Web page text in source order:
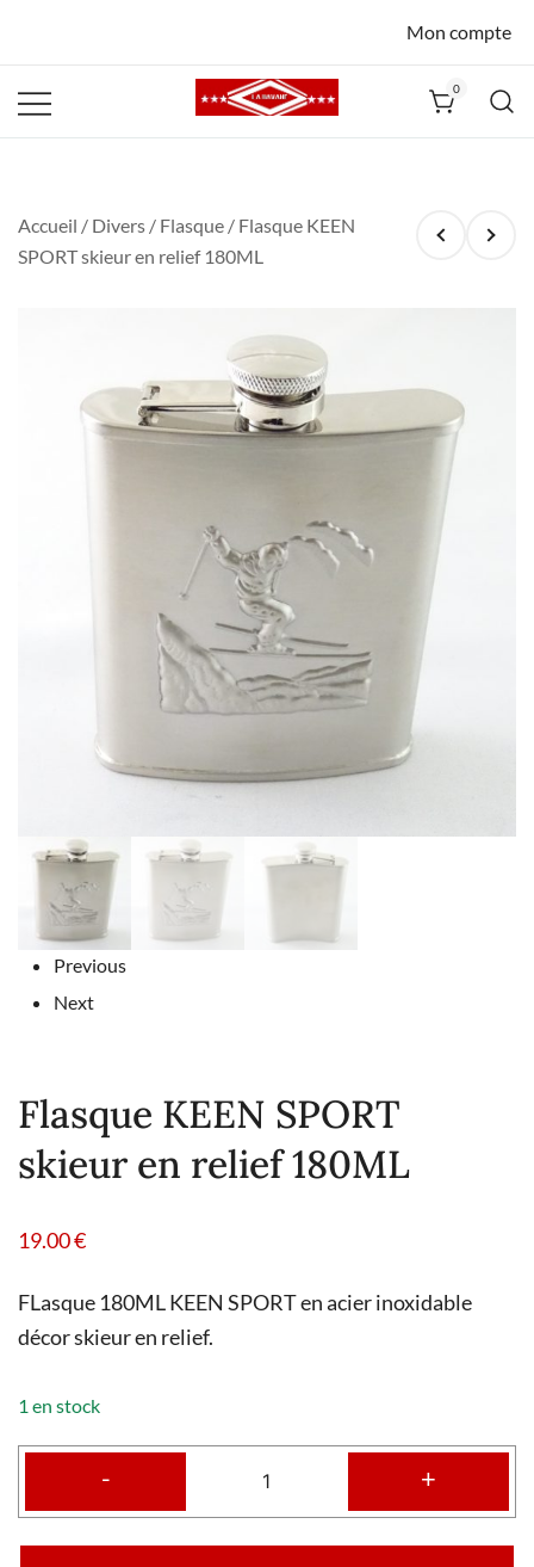
Mon compte
0
Accueil / Divers / Flasque / Flasque KEEN
SPORT skieur en relief 180ML
Previous
Next
Flasque KEEN SPORT
skieur en relief 180ML
19.00€
FLasque 180ML KEEN SPORT en acier inoxidable
décor skieur en relief.
1 en stock
- +